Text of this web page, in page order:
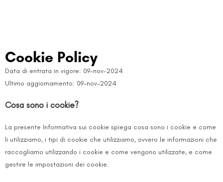
Cookie Policy
Data di entrata in vigore: 09-nov-2024
Ultimo aggiornamento: 09-nov-2024
Cosa sono i cookie?
La presente Informativa sui cookie spiega cosa sono i cookie e come
li utilizziamo, i tipi di cookie che utilizziamo, ovvero le informazioni che
raccogliamo utilizzando i cookie e come vengono utilizzate, e come
gestire le impostazioni dei cookie.